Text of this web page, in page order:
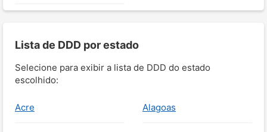
Lista de DDD por estado
Selecione para exibir a lista de DDD do estado
escolhido:
Acre Alagoas